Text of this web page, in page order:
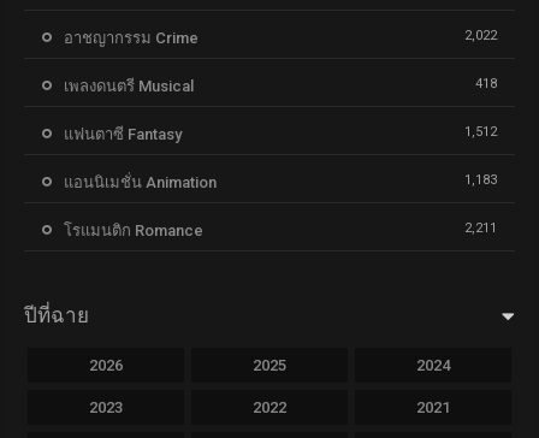
อาชญากรรม Crime 2,022
เพลงดนตรี Musical 418
แฟนตาซี Fantasy 1,512
แอนนิเมชั่น Animation 1,183
โรแมนติก Romance 2,211
ปีที่ฉาย
2026 2025 2024
2023 2022 2021